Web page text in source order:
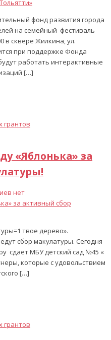
фонд развития города
на семейный фестиваль
в сквере Жилкина, ул.
при поддержке Фонда
работать интерактивные
[…]
грантов
«Яблонька» за
нет
твое дерево».
сбор макулатуры. Сегодня
сдает МБУ детский сад №45 «
которые с удовольствием
[…]
грантов